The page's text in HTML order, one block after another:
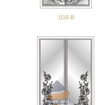
1116-В